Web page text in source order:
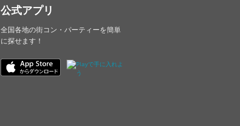
公式アプリ
全国各地の街コン・パーティーを簡単
に探せます！